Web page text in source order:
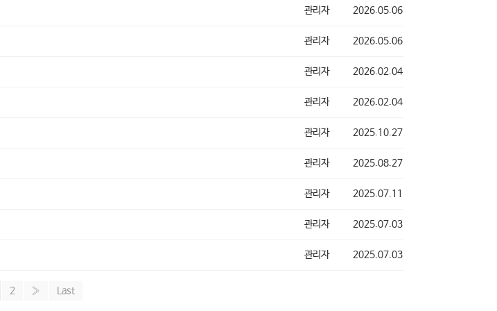
관리자 2026.05.06
관리자 2026.05.06
관리자 2026.02.04
관리자 2026.02.04
관리자 2025.10.27
관리자 2025.08.27
관리자 2025.07.11
관리자 2025.07.03
관리자 2025.07.03
2 » Last